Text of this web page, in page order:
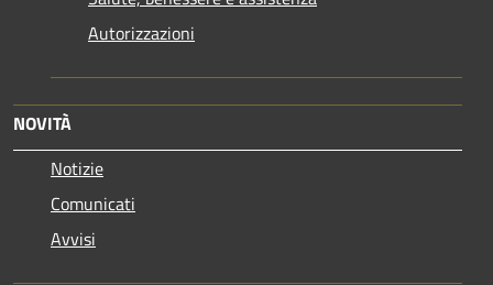
Autorizzazioni
NOVITÀ
Notizie
Comunicati
Avvisi